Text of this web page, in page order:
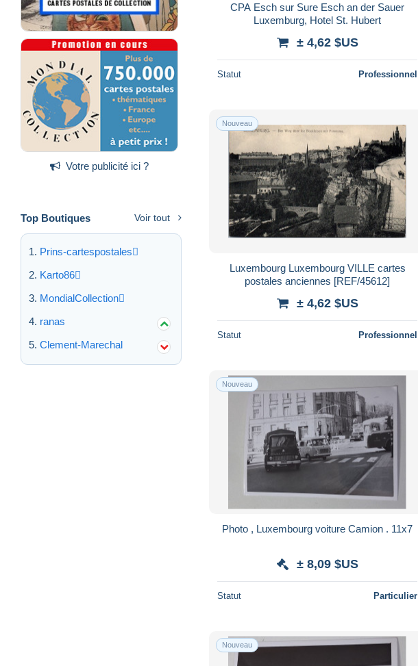
Votre publicité ici ?
Top Boutiques Voir tout
Prins-cartespostales
Karto86
MondialCollection
ranas
Clement-Marechal
CPA Esch sur Sure Esch an der Sauer
Luxemburg, Hotel St. Hubert
± 4,62 $US
Statut Professionnel
Nouveau
Luxembourg Luxembourg VILLE cartes
postales anciennes [REF/45612]
± 4,62 $US
Statut Professionnel
Nouveau
Photo , Luxembourg voiture Camion . 11x7
± 8,09 $US
Statut Particulier
Nouveau